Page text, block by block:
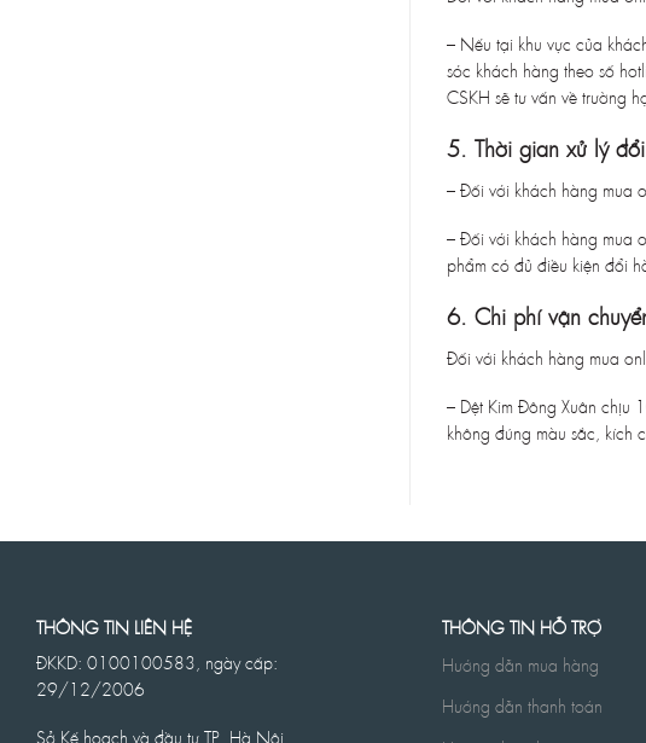
– Nếu tại khu vực của
sóc khách hàng theo số
CSKH sẽ tư vấn về trường
5. Thời gian xử lý
– Đối với khách hàng mua
– Đối với khách hàng mua
phẩm có đủ điều kiện đổi
6. Chi phí vận
Đối với khách hàng mua
– Dệt Kim Đông Xuân chịu
không đúng màu sắc, kích
THÔNG TIN LIÊN HỆ
ĐKKD: 0100100583, ngày cấp:
29/12/2006
Sở Kế hoạch và đầu tư TP. Hà Nội
THÔNG TIN HỖ TRỢ
Hướng dẫn mua hàng
Hướng dẫn thanh toán